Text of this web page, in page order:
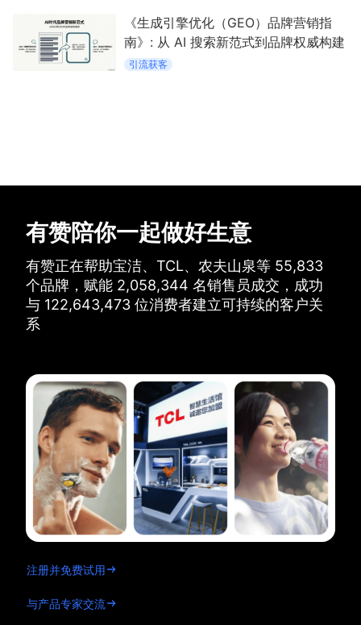
《生成引擎优化（GEO）品牌营销指
南》: 从 AI 搜索新范式到品牌权威构建
引流获客
有赞陪你一起做好生意
有赞正在帮助宝洁、TCL、农夫山泉等 55,833
个品牌， 赋能 2,058,344 名销售员成交， 成功
与 122,643,473 位消费者建立可持续的客户关
系
注册并免费试用
与产品专家交流